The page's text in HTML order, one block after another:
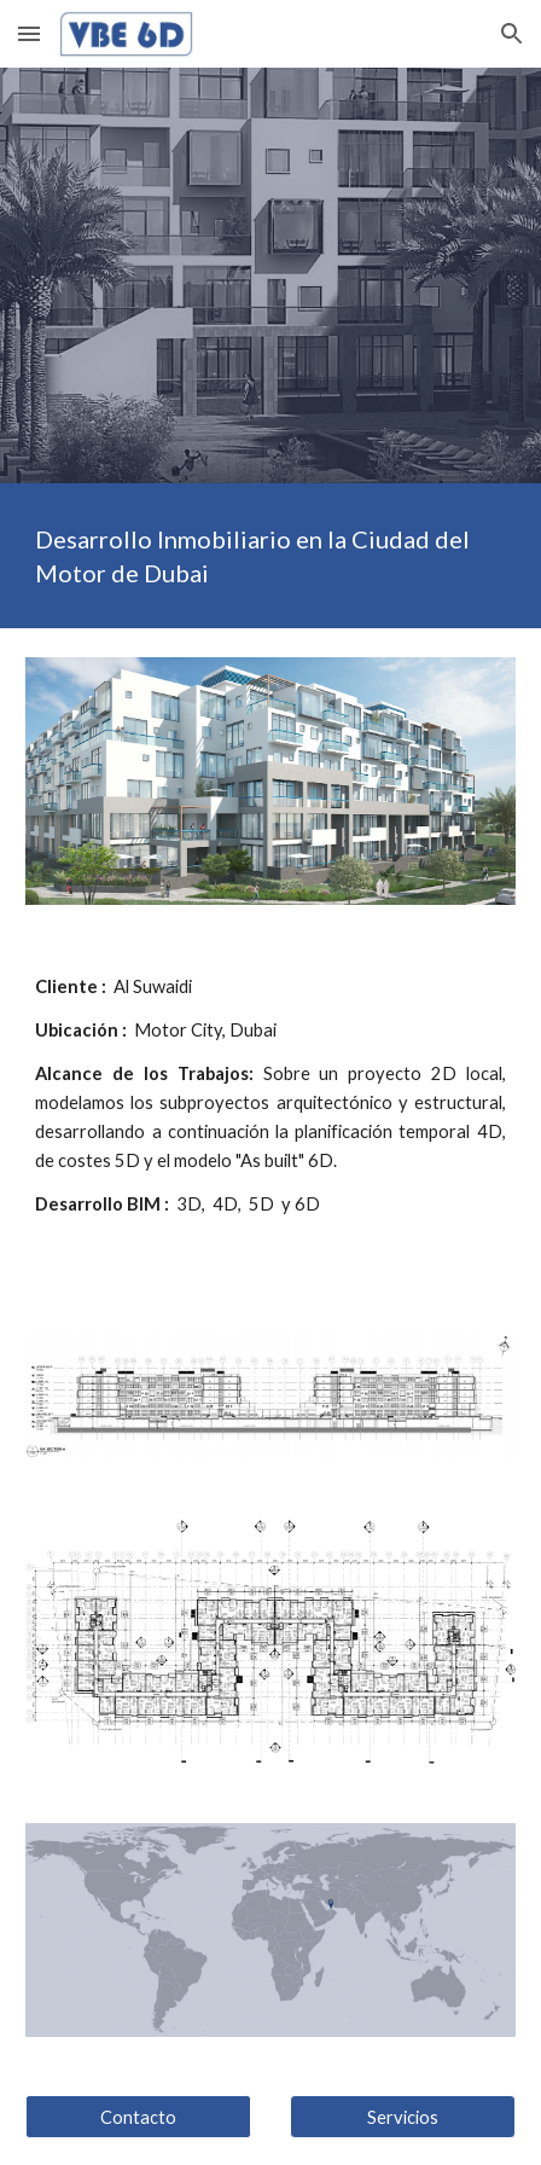
Skip to main content Skip to navigation
Desarrollo Inmobiliario en la Ciudad del
Motor de Dubai
Cliente :
  Al Suwaidi
Ubicación :
  Motor City, Dubai
Alcance de los Trabajos: Sobre un proyecto 2D local,
modelamos los subproyectos arquitectónico y estructural,
desarrollando a continuación la planificación temporal 4D,
de costes 5D y el modelo "As built" 6D.
Desarrollo BIM :
  3D,  4D,  5D  y 6D
Contacto Servicios